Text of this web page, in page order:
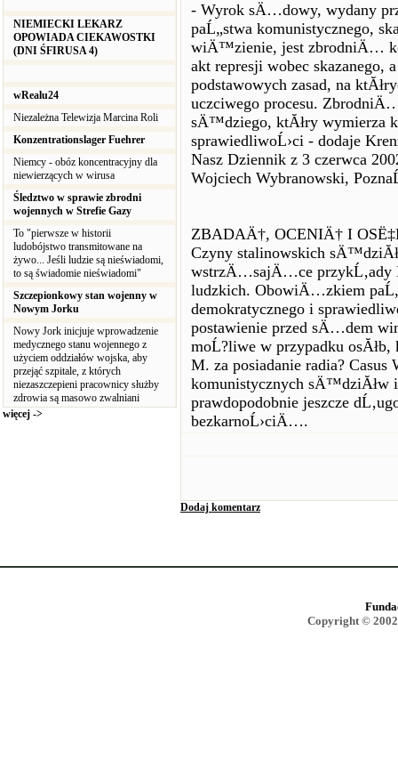
NIEMIECKI LEKARZ
OPOWIADA CIEKAWOSTKI
(DNI ŚFIRUSA 4)
wRealu24
Niezależna Telewizja Marcina Roli
Konzentrationslager Fuehrer
Niemcy - obóz koncentracyjny dla
niewierzących w wirusa
Śledztwo w sprawie zbrodni
wojennych w Strefie Gazy
To "pierwsze w historii
ludobójstwo transmitowane na
żywo... Jeśli ludzie są nieświadomi,
to są świadomie nieświadomi"
Szczepionkowy stan wojenny w
Nowym Jorku
Nowy Jork inicjuje wprowadzenie
medycznego stanu wojennego z
użyciem oddziałów wojska, aby
przejąć szpitale, z których
niezaszczepieni pracownicy służby
zdrowia są masowo zwalniani
więcej ->
- Wyrok sÄ…dowy, wydany
paĹ„stwa komunistycznego,
wiÄ™zienie, jest zbrodniÄ…
akt represji wobec skazanego,
podstawowych zasad, na
uczciwego procesu.
sÄ™dziego, ktĂłry wymierza
sprawiedliwoĹ›ci - dodaje
Nasz Dziennik z 3 czerwca
Wojciech Wybranowski,
ZBADAÄ†, OCENIÄ† I
Czyny stalinowskich
wstrzÄ…sajÄ…ce przykĹ‚ady
ludzkich. ObowiÄ…zkiem
demokratycznego i
postawienie przed sÄ…dem
moĹ?liwe w przypadku
M. za posiadanie radia?
komunistycznych sÄ™dziĂłw
prawdopodobnie jeszcze
bezkarnoĹ›ciÄ….
Dodaj komentarz
Copyright ©